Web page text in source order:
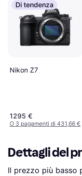
Di tendenza
Nikon Z7
1295 €
O 3 pagamenti di 431,66 €
Dettagli del
Il prezzo più basso